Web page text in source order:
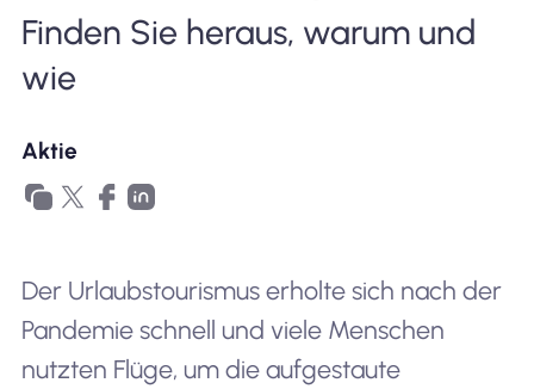
Für das Geschäft
Finden Sie heraus, warum und
wie
Aktie
Der Urlaubstourismus erholte sich nach der
Pandemie schnell und viele Menschen
nutzten Flüge, um die aufgestaute